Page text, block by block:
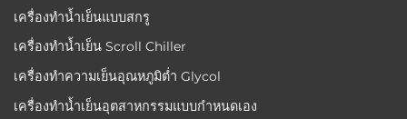
เครื่องทำน้ำเย็นแบบสกรู
เครื่องทำน้ำเย็น Scroll Chiller
เครื่องทำความเย็นอุณหภูมิต่ำ Glycol
เครื่องทำน้ำเย็นอุตสาหกรรมแบบกำหนดเอง